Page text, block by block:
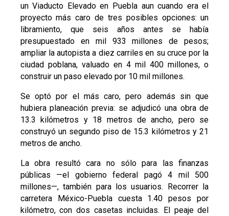
un Viaducto Elevado en Puebla aun cuando era el
proyecto más caro de tres posibles opciones: un
libramiento, que seis años antes se había
presupuestado en mil 933 millones de pesos;
ampliar la autopista a diez carriles en su cruce por la
ciudad poblana, valuado en 4 mil 400 millones, o
construir un paso elevado por 10 mil millones.
Se optó por el más caro, pero además sin que
hubiera planeación previa: se adjudicó una obra de
13.3 kilómetros y 18 metros de ancho, pero se
construyó un segundo piso de 15.3 kilómetros y 21
metros de ancho.
La obra resultó cara no sólo para las finanzas
públicas —el gobierno federal pagó 4 mil 500
millones—, también para los usuarios. Recorrer la
carretera México-Puebla cuesta 1.40 pesos por
kilómetro, con dos casetas incluidas. El peaje del